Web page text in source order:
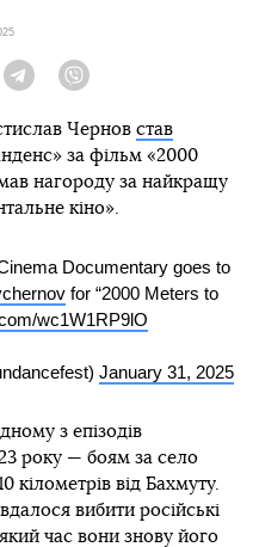
Telegram
Чернов став
за фільм «2000
нагороду за найкращу
кіно».
Documentary goes to
for “2000 Meters to
wc1W1RP9lO
January 31, 2025
з епізодів
року — боям за село
кілометрів від Бахмуту.
вибити російські
час вони знову його